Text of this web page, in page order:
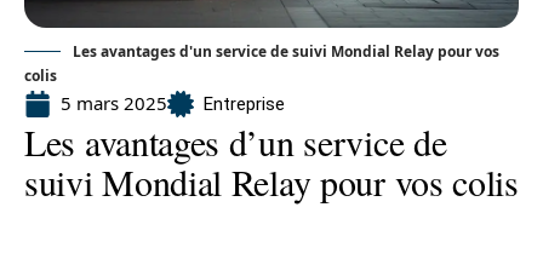
Les avantages d'un service de suivi Mondial Relay pour vos
colis
5 mars 2025 Entreprise
Les avantages d’un service de
suivi Mondial Relay pour vos colis